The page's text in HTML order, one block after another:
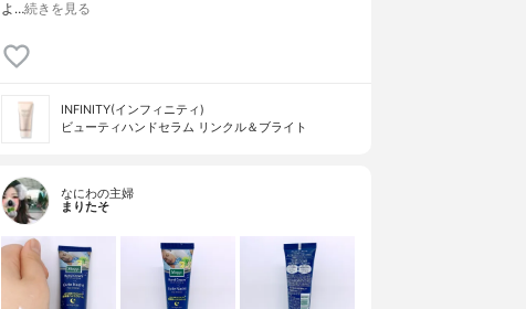
よ…続きを見る
INFINITY(インフィニティ)
ビューティハンドセラム リンクル＆ブライト
なにわの主婦
まりたそ